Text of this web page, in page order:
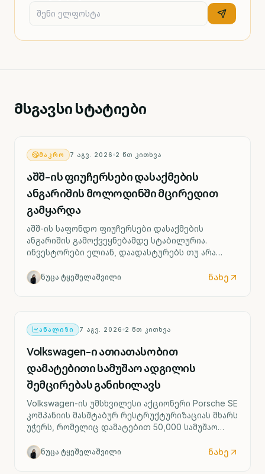
მსგავსი სტატიები
ᲛᲐᲙᲠᲝ 7 ᲐᲒᲕ. 2026 2 ᲬᲗ ᲙᲘᲗᲮᲕᲐ
აშშ-ის ფიუჩერსები დასაქმების
ანგარიშის მოლოდინში მცირედით
გამყარდა
აშშ-ის საფონდო ფიუჩერსები დასაქმების
ანგარიშის გამოქვეყნებამდე სტაბილურია.
ინვესტორები ელიან, დაადასტურებს თუ არა
მიერ საპროცენტო განაკვეთის შესაძლო ზრდის
სცენარს უკვე სექტემბრიდან.
ნუცა ტყეშელაშვილი ნახე
ᲐᲜᲐᲚᲘᲖᲘ 7 ᲐᲒᲕ. 2026 2 ᲬᲗ ᲙᲘᲗᲮᲕᲐ
Volkswagen-ი ათიათასობით
დამატებითი სამუშაო ადგილის
შემცირებას განიხილავს
Volkswagen-ის უმსხვილესი აქციონერი Porsche SE
კომპანიის მასშტაბურ რესტრუქტურიზაციას მხარს
უჭერს, რომელიც დამატებით 50,000 სამუშაო
ქარხნის შესაძლო დახურვას ითვალისწინებს.
ნუცა ტყეშელაშვილი ნახე